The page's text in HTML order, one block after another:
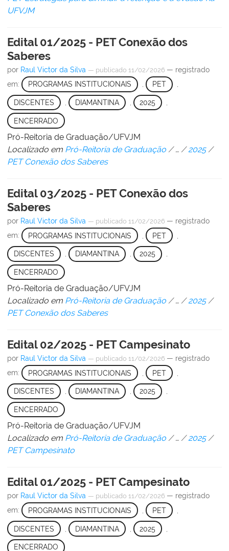
UFVJM
Edital 01/2025 - PET Conexão dos
Saberes
por Raul Victor da Silva — publicado 11/02/2026 — registrado
em:
PROGRAMAS INSTITUCIONAIS , PET ,
DISCENTES DIAMANTINA 2025
ENCERRADO
Pró-Reitoria de Graduação/UFVJM
Localizado em Pró-Reitoria de Graduação /… /2025 /
PET Conexão dos Saberes
Edital 03/2025 - PET Conexão dos
Saberes
por Raul Victor da Silva — publicado 11/02/2026 — registrado
em:
PROGRAMAS INSTITUCIONAIS PET
DISCENTES , DIAMANTINA , 2025 ,
ENCERRADO
Pró-Reitoria de Graduação/UFVJM
Localizado em Pró-Reitoria de Graduação /… /2025 /
PET Conexão dos Saberes
Edital 02/2025 - PET Campesinato
por Raul Victor da Silva — publicado 11/02/2026 — registrado
em:
PROGRAMAS INSTITUCIONAIS PET
DISCENTES , DIAMANTINA , 2025 ,
ENCERRADO
Pró-Reitoria de Graduação/UFVJM
Localizado em Pró-Reitoria de Graduação /… /2025 /
PET Campesinato
Edital 01/2025 - PET Campesinato
por Raul Victor da Silva — publicado 11/02/2026 — registrado
em:
PROGRAMAS INSTITUCIONAIS PET
DISCENTES DIAMANTINA 2025
ENCERRADO